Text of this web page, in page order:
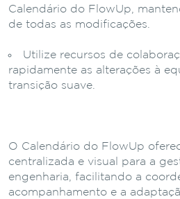
Calendário do FlowUp,
de todas as modificações.
Utilize recursos de
rapidamente as alterações à
transição suave.
O Calendário do FlowUp
centralizada e visual para a
engenharia, facilitando a
acompanhamento e a